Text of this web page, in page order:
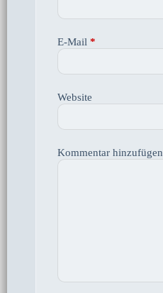
E-Mail *
Website
Kommentar hinzufügen